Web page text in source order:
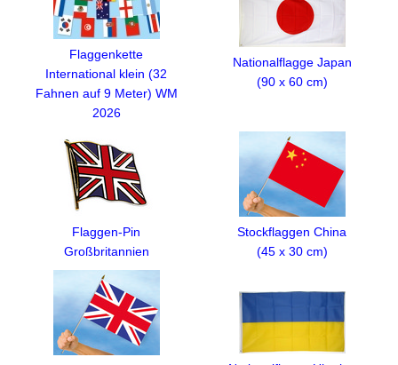
Flaggenkette
International klein (32
Fahnen auf 9 Meter) WM
2026
Nationalflagge Japan
(90 x 60 cm)
Flaggen-Pin
Großbritannien
Stockflaggen China
(45 x 30 cm)